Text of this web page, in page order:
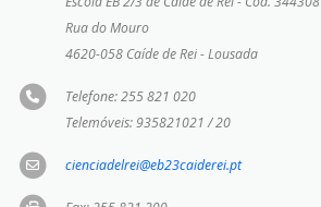
Rua do Mouro
4620-058 Caíde de Rei - Lousada
Telefone: 255 821 020
Telemóveis: 935821021 / 20
cienciadelrei@eb23caiderei.pt